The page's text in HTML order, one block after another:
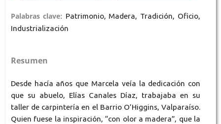
Palabras clave: Patrimonio, Madera, Tradición, Oficio,
Industrialización
Resumen
Desde hacía años que Marcela veía la dedicación con
que su abuelo, Elías Canales Díaz, trabajaba en su
taller de carpintería en el Barrio O’Higgins, Valparaíso.
Quien fuese la inspiración, “con olor a madera”, que la